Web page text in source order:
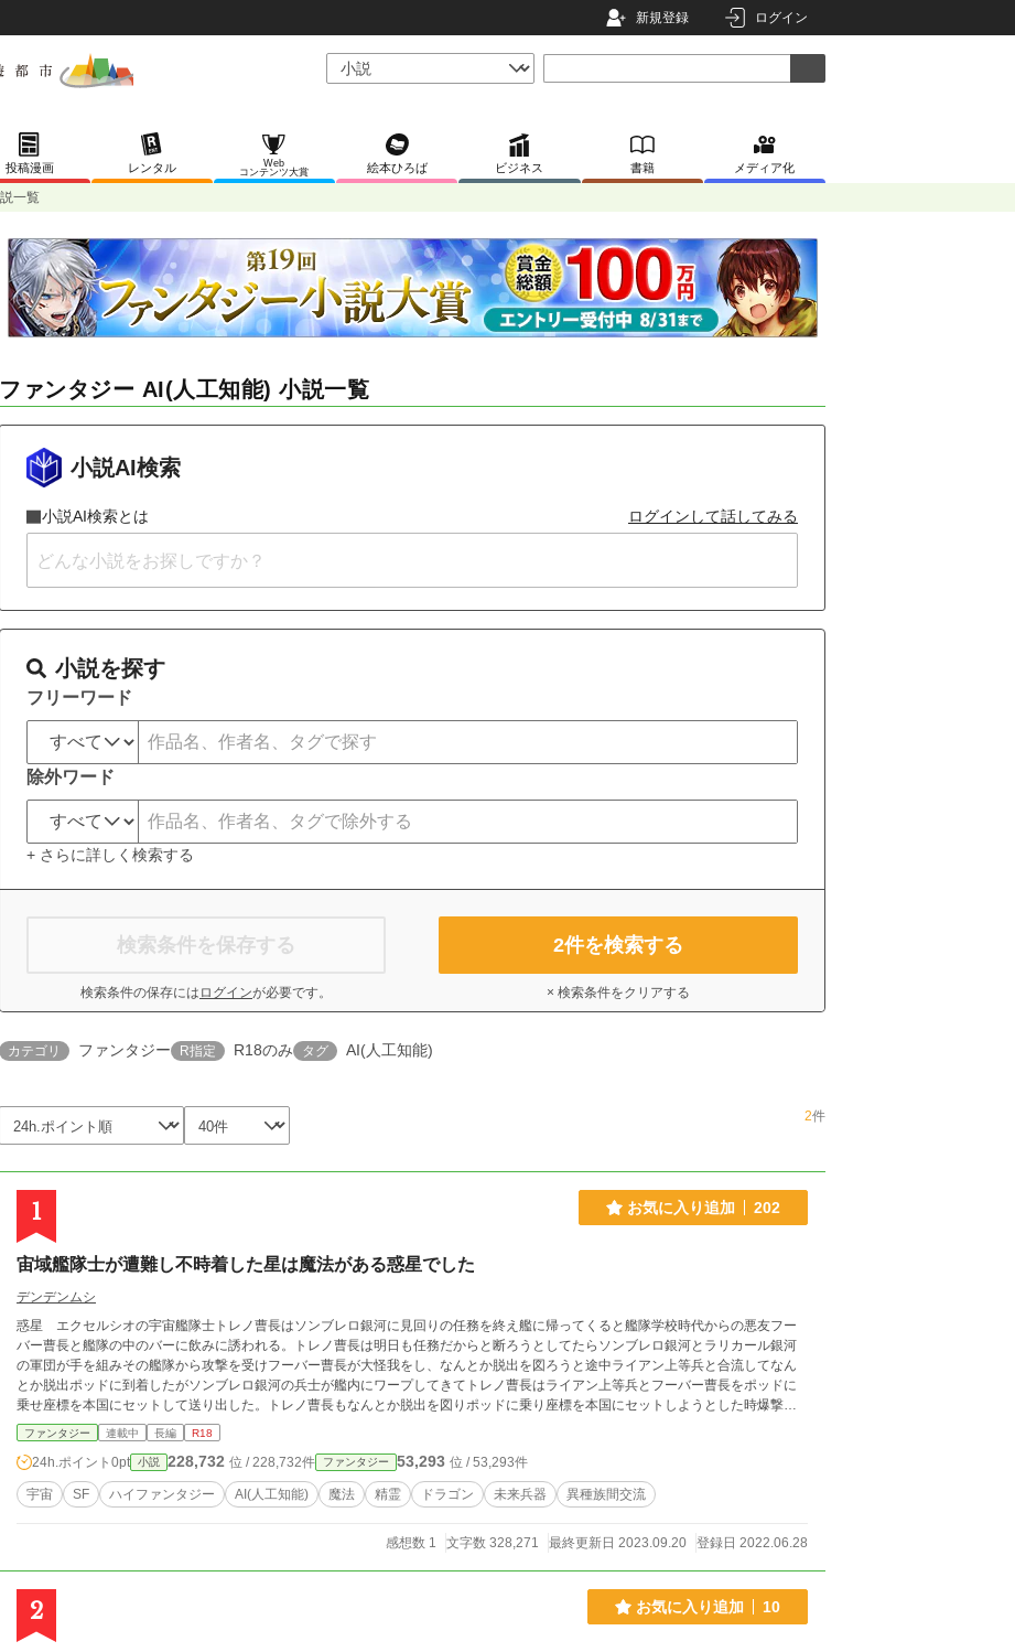
新規登録 ログイン
投稿漫画 レンタル
Web
コンテンツ大賞
絵本ひろば ビジネス 書籍 メディア化
一覧
ファンタジー AI(人工知能) 小説一覧
小説AI検索
小説AI検索とは ログインして話してみる
小説を探す
フリーワード
除外ワード
+ さらに詳しく検索する
検索条件を保存する
検索条件の保存には ログインが必要です。
2件を検索する
× 検索条件をクリアする
カテゴリ ファンタジー R指定 R18のみ タグ AI(人工知能)
2件
1 お気に入り追加 202
宙域艦隊士が遭難し不時着した星は魔法がある惑星でした
デンデンムシ
惑星 エクセルシオの宇宙艦隊士トレノ曹長はソンブレロ銀河に見回りの任務を終え艦に帰ってくると艦隊学校時代からの悪友フー
バー曹長と艦隊の中のバーに飲みに誘われる。トレノ曹長は明日も任務だからと断ろうとしてたらソンブレロ銀河とラリカール銀河
の軍団が手を組みその艦隊から攻撃を受けフーバー曹長が大怪我をし、なんとか脱出を図ろうと途中ライアン上等兵と合流してなん
とか脱出ポッドに到着したがソンブレロ銀河の兵士が艦内にワープしてきてトレノ曹長はライアン上等兵とフーバー曹長をポッドに
乗せ座標を本国にセットして送り出した。トレノ曹長もなんとか脱出を図りポッドに乗り座標を本国にセットしようとした時爆撃を
受け座標がめちゃくちゃになりトレノ曹長の苦労虚しくポッドは発進して気を失った。 そして脱出ポッドが着陸した星はエクセルシ
オではおとぎ話やホログラムアニメなどで良く見る魔法という手から炎や雷を出す人間や精霊やドラゴンが住んでいる惑星だった。
ファンタジー 連載中 長編 R18
24h.ポイント 0pt 小説 228,732 位 / 228,732件 ファンタジー 53,293 位 / 53,293件
宇宙 SF ハイファンタジー AI(人工知能) 魔法 精霊 ドラゴン 未来兵器 異種族間交流
感想数 1 文字数 328,271 最終更新日 2023.09.20 登録日 2022.06.28
2 お気に入り追加 10